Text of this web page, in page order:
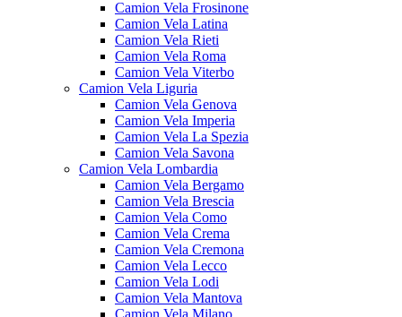
Camion Vela Frosinone
Camion Vela Latina
Camion Vela Rieti
Camion Vela Roma
Camion Vela Viterbo
Camion Vela Liguria
Camion Vela Genova
Camion Vela Imperia
Camion Vela La Spezia
Camion Vela Savona
Camion Vela Lombardia
Camion Vela Bergamo
Camion Vela Brescia
Camion Vela Como
Camion Vela Crema
Camion Vela Cremona
Camion Vela Lecco
Camion Vela Lodi
Camion Vela Mantova